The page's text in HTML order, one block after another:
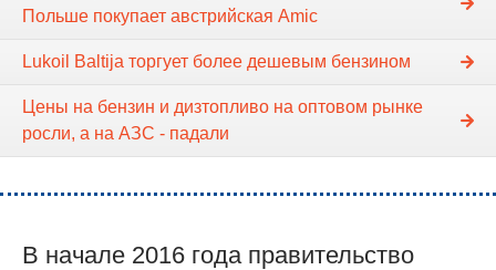
Польше покупает австрийская Amic
Lukoil Baltija торгует более дешевым бензином
Цены на бензин и дизтопливо на оптовом рынке
росли, а на АЗС - падали
В начале 2016 года правительство